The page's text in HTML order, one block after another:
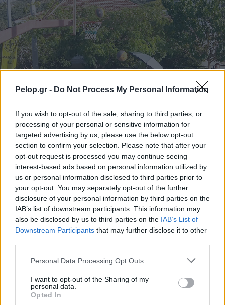
Pelop.gr - Do Not Process My Personal Information
If you wish to opt-out of the sale, sharing to third parties, or
processing of your personal or sensitive information for
targeted advertising by us, please use the below opt-out
section to confirm your selection. Please note that after your
opt-out request is processed you may continue seeing
interest-based ads based on personal information utilized by
us or personal information disclosed to third parties prior to
your opt-out. You may separately opt-out of the further
disclosure of your personal information by third parties on the
IAB’s list of downstream participants. This information may
also be disclosed by us to third parties on the IAB’s List of
Downstream Participants that may further disclose it to other
Please note that this website/app uses one or more Google
not limited to your visit or usage behaviour. You may click to
grant or deny consent to Google and its third-party tags to
use your data for below specified purposes in below Google
Personal Data Processing Opt Outs
I want to opt-out of the Sharing of my
personal data.
Opted In
Το 5ο Τουρνουά 3on3 στην Ακράτα – Παρών ο Γιώργος
Καραμέρος ΦΩΤΟ